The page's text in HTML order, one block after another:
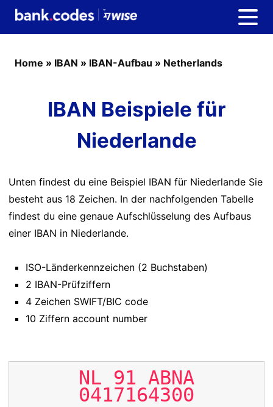
Home » IBAN » IBAN-Aufbau » Netherlands
IBAN Beispiele für
Niederlande
Unten findest du eine Beispiel IBAN für Niederlande Sie
besteht aus 18 Zeichen. In der nachfolgenden Tabelle
findest du eine genaue Aufschlüsselung des Aufbaus
einer IBAN in Niederlande.
ISO-Länderkennzeichen (2 Buchstaben)
2 IBAN-Prüfziffern
4 Zeichen SWIFT/BIC code
10 Ziffern account number
NL 91 ABNA
0417164300